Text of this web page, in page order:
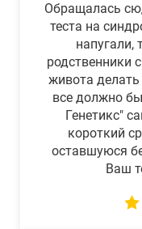
Обращалась
теста на
напугали,
родственники
живота делать
все должно
Генетикс"
короткий
оставшуюся
Ваш